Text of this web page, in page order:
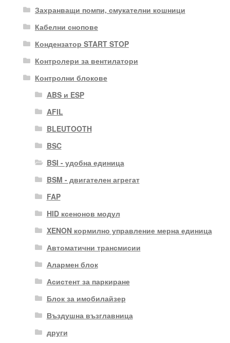
Захранващи помпи, смукателни кошници
Кабелни снопове
Кондензатор START STOP
Контролери за вентилатори
Контролни блокове
ABS и ESP
AFIL
BLEUTOOTH
BSC
BSI - удобна единица
BSM - двигателен агрегат
FAP
HID ксенонов модул
XENON кормилно управление мерна единица
Автоматични трансмисии
Алармен блок
Асистент за паркиране
Блок за имобилайзер
Въздушна възглавница
други